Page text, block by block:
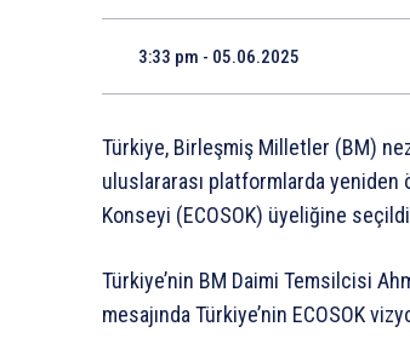
3:33 pm - 05.06.2025
Türkiye, Birleşmiş Milletler (BM)
uluslararası platformlarda yeniden
Konseyi (ECOSOK) üyeliğine
Türkiye’nin BM Daimi Temsilcisi
mesajında Türkiye’nin ECOSOK